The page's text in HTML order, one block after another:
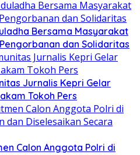
Bersama Masyarakat
dan Solidaritas
Jurnalis Kepri Gelar
Tokoh Pers
Calon Anggota Polri di